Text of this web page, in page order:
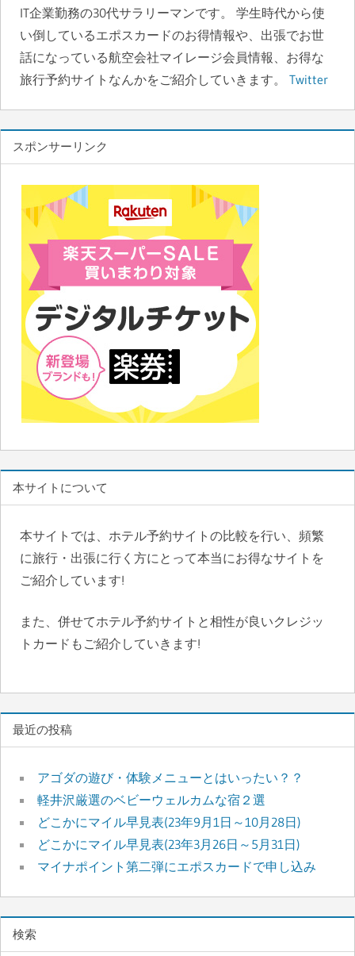
ン o
k
n
IT企業勤務の30代サラリーマンです。 学生時代から使
い倒しているエポスカードのお得情報や、出張でお世
話になっている航空会社マイレージ会員情報、お得な
旅行予約サイトなんかをご紹介していきます。 Twitter
スポンサーリンク
本サイトについて
本サイトでは、ホテル予約サイトの比較を行い、頻繁
に旅行・出張に行く方にとって本当にお得なサイトを
ご紹介しています!
また、併せてホテル予約サイトと相性が良いクレジッ
トカードもご紹介していきます!
最近の投稿
アゴダの遊び・体験メニューとはいったい？？
軽井沢厳選のベビーウェルカムな宿２選
どこかにマイル早見表(23年9月1日～10月28日)
どこかにマイル早見表(23年3月26日～5月31日)
マイナポイント第二弾にエポスカードで申し込み
検索